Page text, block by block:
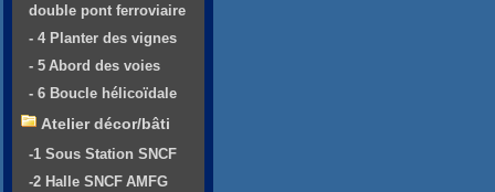
double pont ferroviaire
- 4 Planter des vignes
- 5 Abord des voies
- 6 Boucle hélicoïdale
Atelier décor/bâti
-1 Sous Station SNCF
-2 Halle SNCF AMFG